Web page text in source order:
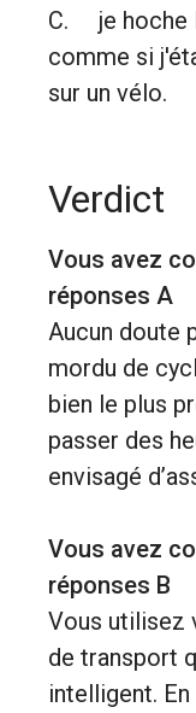
C. je hoche
comme si
sur un vélo.
Verdict
Vous avez
réponses A
Aucun doute
mordu de
bien le plus
passer des
envisagé
Vous avez
réponses B
Vous utilisez
de transport
intelligent.